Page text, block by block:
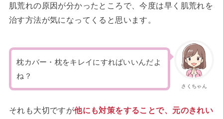
肌荒れの原因が分かったところで、今度は早く肌荒れを
治す方法が気になってくると思います。
さくちゃん
枕カバー・枕をキレイにすればいいんだよ
ね？
それも大切ですが他にも対策をすることで、元のきれい